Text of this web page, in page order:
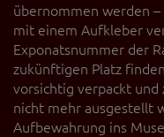
übernommen werden
mit einem Aufkleber
Exponatsnummer der
zukünftigen Platz
vorsichtig verpackt und
nicht mehr ausgestellt
Aufbewahrung ins